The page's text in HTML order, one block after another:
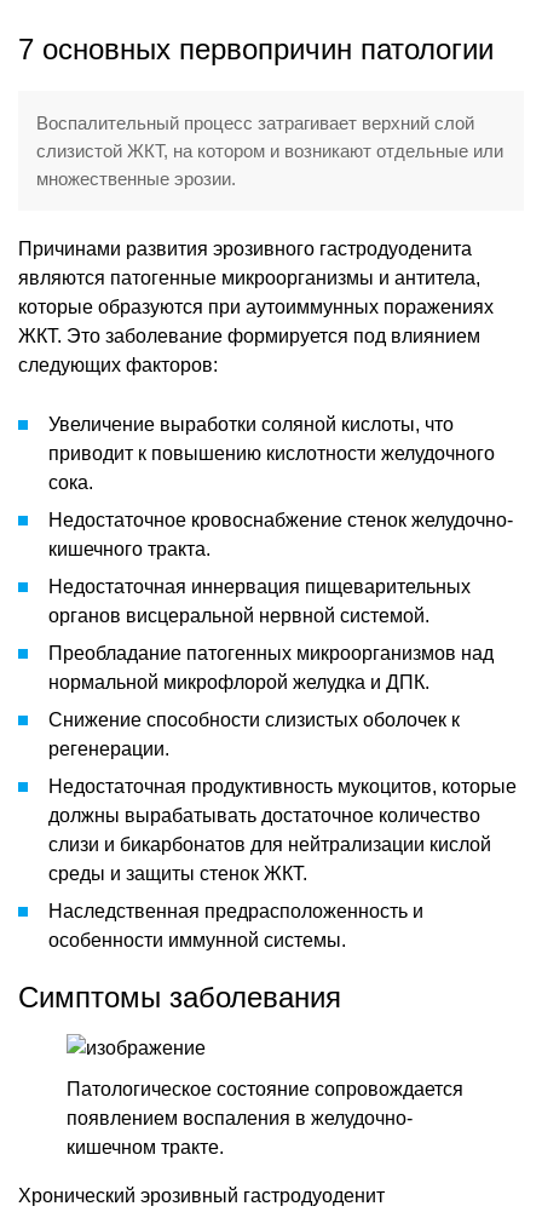
7 основных первопричин патологии
Воспалительный процесс затрагивает верхний слой
слизистой ЖКТ, на котором и возникают отдельные или
множественные эрозии.
Причинами развития эрозивного гастродуоденита
являются патогенные микроорганизмы и антитела,
которые образуются при аутоиммунных поражениях
ЖКТ. Это заболевание формируется под влиянием
следующих факторов:
Увеличение выработки соляной кислоты, что
приводит к повышению кислотности желудочного
сока.
Недостаточное кровоснабжение стенок желудочно-
кишечного тракта.
Недостаточная иннервация пищеварительных
органов висцеральной нервной системой.
Преобладание патогенных микроорганизмов над
нормальной микрофлорой желудка и ДПК.
Снижение способности слизистых оболочек к
регенерации.
Недостаточная продуктивность мукоцитов, которые
должны вырабатывать достаточное количество
слизи и бикарбонатов для нейтрализации кислой
среды и защиты стенок ЖКТ.
Наследственная предрасположенность и
особенности иммунной системы.
Симптомы заболевания
Патологическое состояние сопровождается
появлением воспаления в желудочно-
кишечном тракте.
Хронический эрозивный гастродуоденит